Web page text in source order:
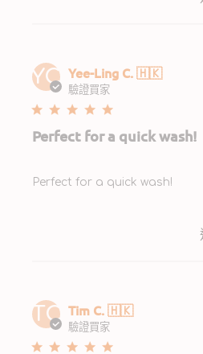
YC Yee-Ling C. 🇭🇰
驗證買家
Perfect for a quick wash!
Perfect for a quick wash!
TC Tim C. 🇭🇰
驗證買家